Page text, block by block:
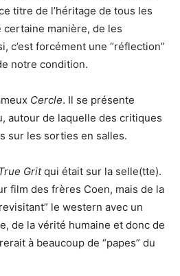
titre de l’héritage de tous les
certaine manière, de les
c’est forcément une “réflection”
notre condition.
Cercle. Il se présente
autour de laquelle des critiques
sur les sorties en salles.
Gritqui était sur la selle(tte).
film des frères Coen, mais de la
le western avec un
de la vérité humaine et donc de
à beaucoup de “papes” du